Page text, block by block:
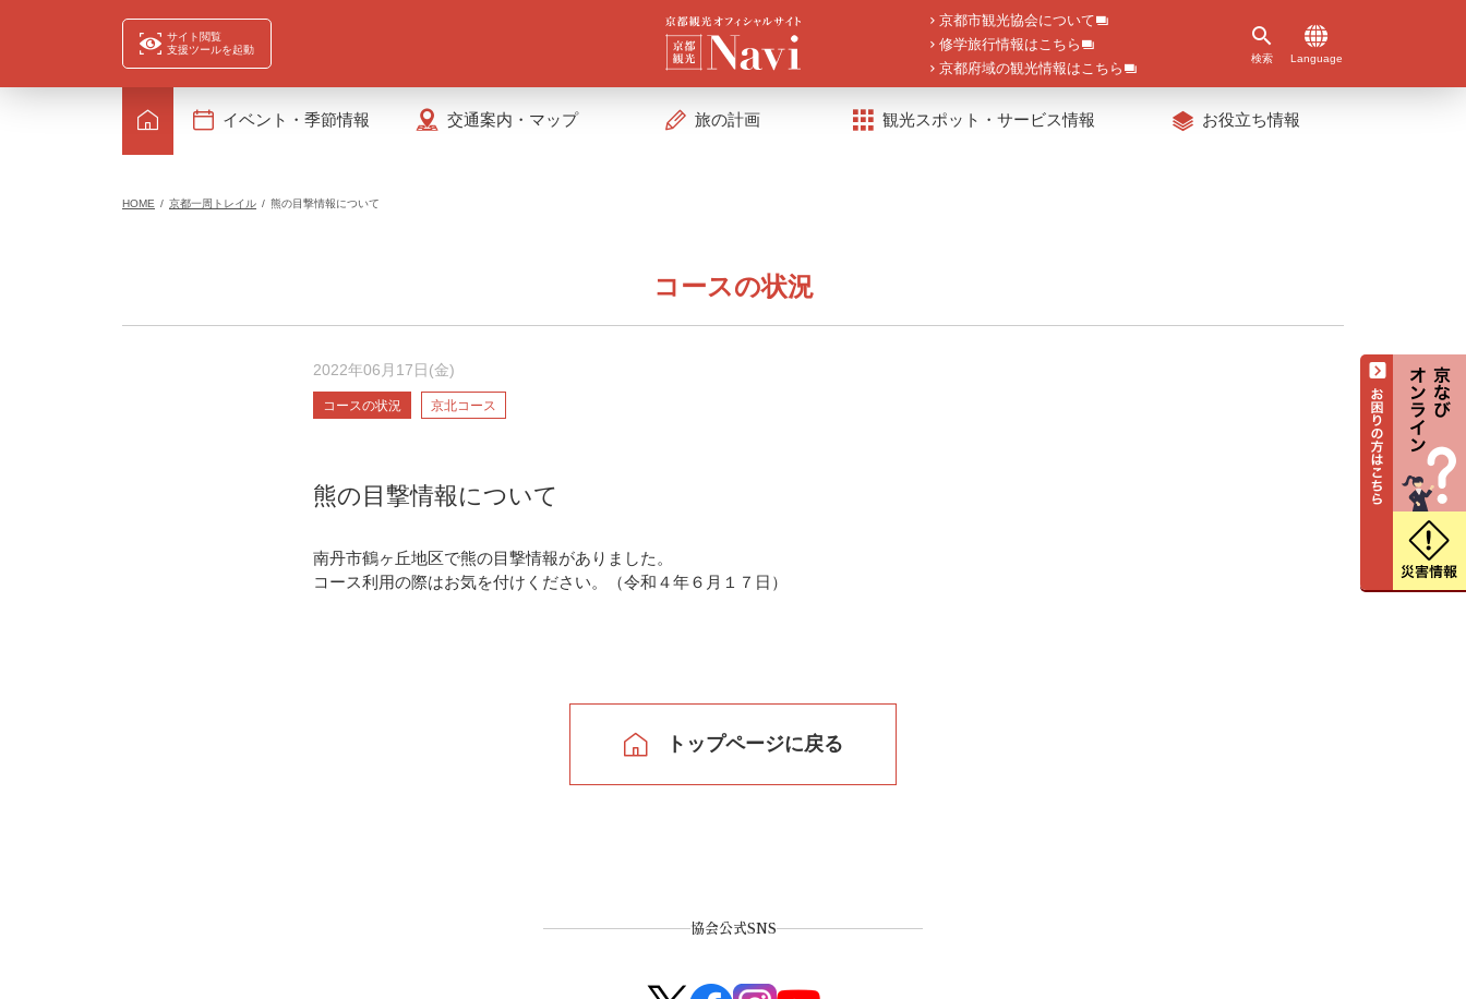
サイト閲覧
支援ツールを起動
京都市観光協会について
修学旅行情報はこちら
京都府域の観光情報はこちら
検索 Language
イベント・季節情報 交通案内・マップ 旅の計画 観光スポット・サービス情報 お役立ち情報
HOME 京都一周トレイル 熊の目撃情報について
コースの状況
2022年06月17日(金)
コースの状況 京北コース
熊の目撃情報について
南丹市鶴ヶ丘地区で熊の目撃情報がありました。
コース利用の際はお気を付けください。（令和４年６月１７日）
トップページに戻る
協会公式SNS